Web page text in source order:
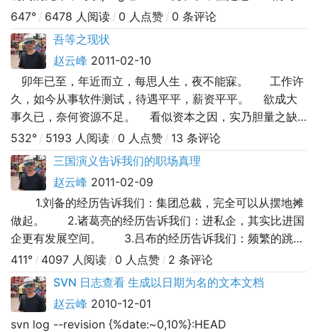
一直报：could not connect to server....折腾很久才明白，
外网访问的时候不能像在内网一样用server机子IP访问了，
ip解析不了啊，，内网访问的路径http://192.169.../s
647° / 6478 人阅读 / 0 人点赞 / 0 条评论
吾等之现状
赵云峰 2011-02-10
卯年已至，年近而立，每思人生，夜不能寐。 工作许
久，如今从事软件测试，待遇平平，薪资平平。 欲成大
事久已，奈何资源不足。 看似资本之因，实乃胆量之缺
失，万不敢有所失， 只因现世之况不容失不容败。 父
母年事渐高，已近乎休养
532° / 5193 人阅读 / 0 人点赞 / 13 条评论
三国演义告诉我们的职场真理
赵云峰 2011-02-09
1.刘备的经历告诉我们：集团总裁，完全可以从摆地摊
做起。 2.诸葛亮的经历告诉我们：进私企，其实比进国
企更有发展空间。 3.吕布的经历告诉我们：频繁的跳
槽，直接导致没老板敢录用你。 4.庞统的经历告诉我
们：长得太丑，可能会影响你的应聘效果。 5.马谡的经
历告诉我们：专业课学得再牛B，工作时基本用不上。
6.杨修的经
411° / 4097 人阅读 / 0 人点赞 / 2 条评论
SVN 日志查看 生成以日期为名的文本文档
赵云峰 2010-12-01
svn log --revision {%date:~0,10%}:HEAD